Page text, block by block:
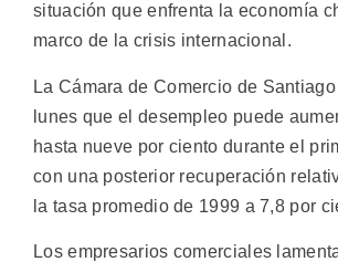
situación que enfrenta la economía
marco de la crisis internacional.
La Cámara de Comercio de Santiago
lunes que el desempleo puede
hasta nueve por ciento durante el
con una posterior recuperación
la tasa promedio de 1999 a 7,8 por
Los empresarios comerciales